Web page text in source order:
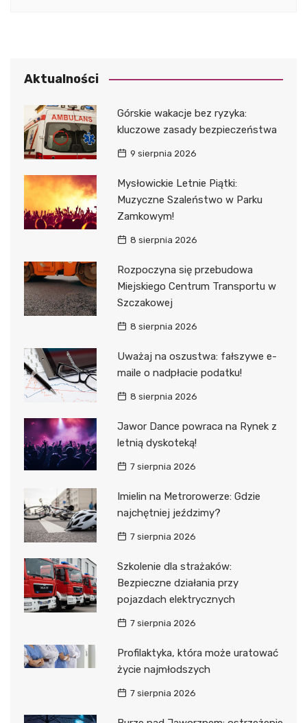
Aktualności
Górskie wakacje bez ryzyka:
kluczowe zasady bezpieczeństwa
9 sierpnia 2026
Mysłowickie Letnie Piątki:
Muzyczne Szaleństwo w Parku
Zamkowym!
8 sierpnia 2026
Rozpoczyna się przebudowa
Miejskiego Centrum Transportu w
Szczakowej
8 sierpnia 2026
Uważaj na oszustwa: fałszywe e-
maile o nadpłacie podatku!
8 sierpnia 2026
Jawor Dance powraca na Rynek z
letnią dyskoteką!
7 sierpnia 2026
Imielin na Metrorowerze: Gdzie
najchętniej jeździmy?
7 sierpnia 2026
Szkolenie dla strażaków:
Bezpieczne działania przy
pojazdach elektrycznych
7 sierpnia 2026
Profilaktyka, która może uratować
życie najmłodszych
7 sierpnia 2026